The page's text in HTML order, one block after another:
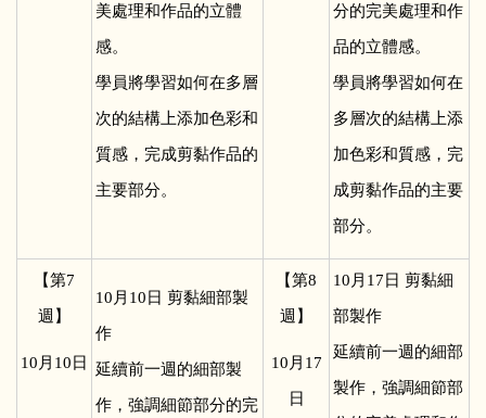
美處理和作品的立體
感。
學員將學習如何在多層
次的結構上添加色彩和
質感，完成剪黏作品的
主要部分。
分的完美處理和作
品的立體感。
學員將學習如何在
多層次的結構上添
加色彩和質感，完
成剪黏作品的主要
部分。
【第7
週】
10 月10日
10 月10日 剪黏細部製
作
延續前一週的細部製
作，強調細節部分的完
【第8
週】
10 月17
日
10 月17日 剪黏細
部製作
延續前一週的細部
製作，強調細節部